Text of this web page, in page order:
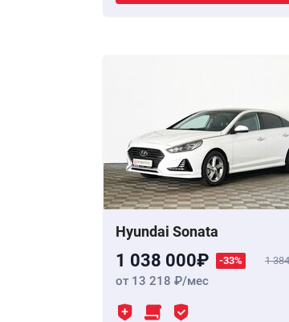
Hyundai Sonata
1 038 000 -33% 1
от 13 218 /мес